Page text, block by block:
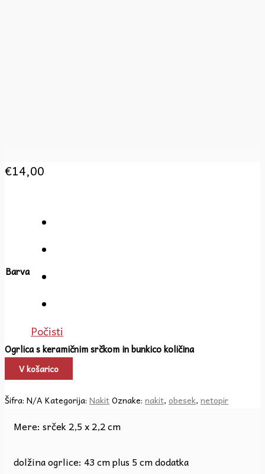
€14,00
Barva
Počisti
Ogrlica s keramičnim srčkom in bunkico količina
V košarico
Šifra: N/A Kategorija: NakitOznake: nakit, obesek, netopir
Mere: srček 2,5 x 2,2 cm
dolžina ogrlice: 43 cm plus 5 cm dodatka